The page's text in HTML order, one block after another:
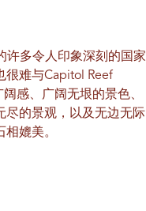
许多令人印象深刻的国家
很难与Capitol Reef
感、广阔无垠的景色、
尽的景观，以及无边无际
媲美。